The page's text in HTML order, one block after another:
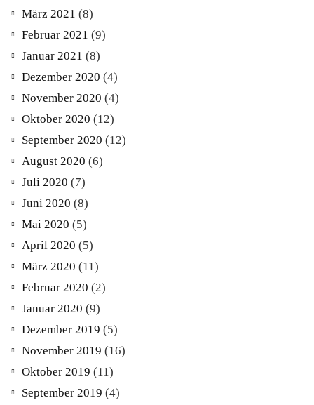
März 2021 (8)
Februar 2021 (9)
Januar 2021 (8)
Dezember 2020 (4)
November 2020 (4)
Oktober 2020 (12)
September 2020 (12)
August 2020 (6)
Juli 2020 (7)
Juni 2020 (8)
Mai 2020 (5)
April 2020 (5)
März 2020 (11)
Februar 2020 (2)
Januar 2020 (9)
Dezember 2019 (5)
November 2019 (16)
Oktober 2019 (11)
September 2019 (4)